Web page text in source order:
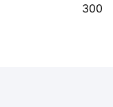
300